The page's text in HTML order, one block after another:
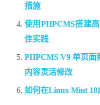
措施
使用PHPCMS搭建
佳实践
PHPCMS V9 单页面
内容灵活修改
如何在Linux Mint 18